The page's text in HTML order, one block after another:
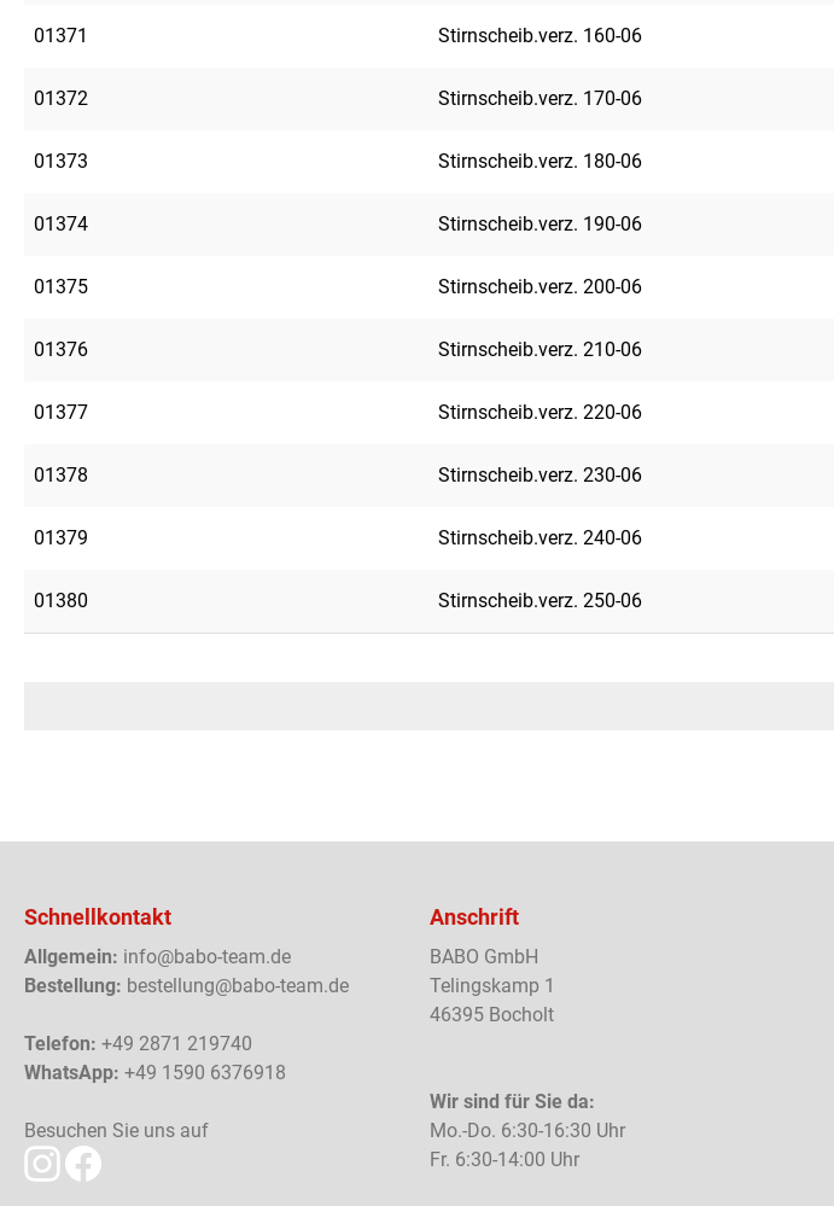
01371 Stirnscheib.verz. 160-06
01372 Stirnscheib.verz. 170-06
01373 Stirnscheib.verz. 180-06
01374 Stirnscheib.verz. 190-06
01375 Stirnscheib.verz. 200-06
01376 Stirnscheib.verz. 210-06
01377 Stirnscheib.verz. 220-06
01378 Stirnscheib.verz. 230-06
01379 Stirnscheib.verz. 240-06
01380 Stirnscheib.verz. 250-06
Schnellkontakt
Allgemein: info@babo-team.de
Bestellung: bestellung@babo-team.de
Telefon: +49 2871 219740
WhatsApp: +49 1590 6376918
Besuchen Sie uns auf
Anschrift
BABO GmbH
Telingskamp 1
46395 Bocholt
Wir sind für Sie da:
Mo.-Do. 6:30-16:30 Uhr
Fr. 6:30-14:00 Uhr